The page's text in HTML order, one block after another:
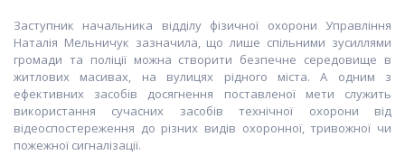
Заступник начальника відділу фізичної охорони Управління
Наталія Мельничук зазначила, що лише спільними зусиллями
громади та поліції можна створити безпечне середовище в
житлових масивах, на вулицях рідного міста. А одним з
ефективних засобів досягнення поставленої мети служить
використання сучасних засобів технічної охорони від
відеоспостереження до різних видів охоронної, тривожної чи
пожежної сигналізації.